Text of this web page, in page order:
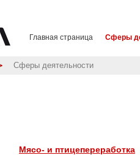
Главная страница Сферы
Сферы деятельности
Мясо- и птицепереработка